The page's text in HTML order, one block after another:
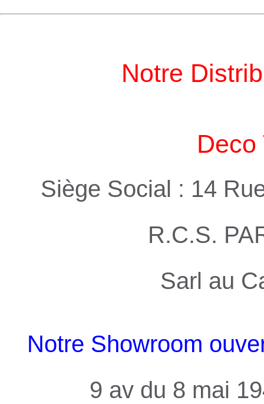
Notre
Deco
Siège Social : 14
R.C.S.
Sarl au
Notre Showroom
9 av du 8 mai